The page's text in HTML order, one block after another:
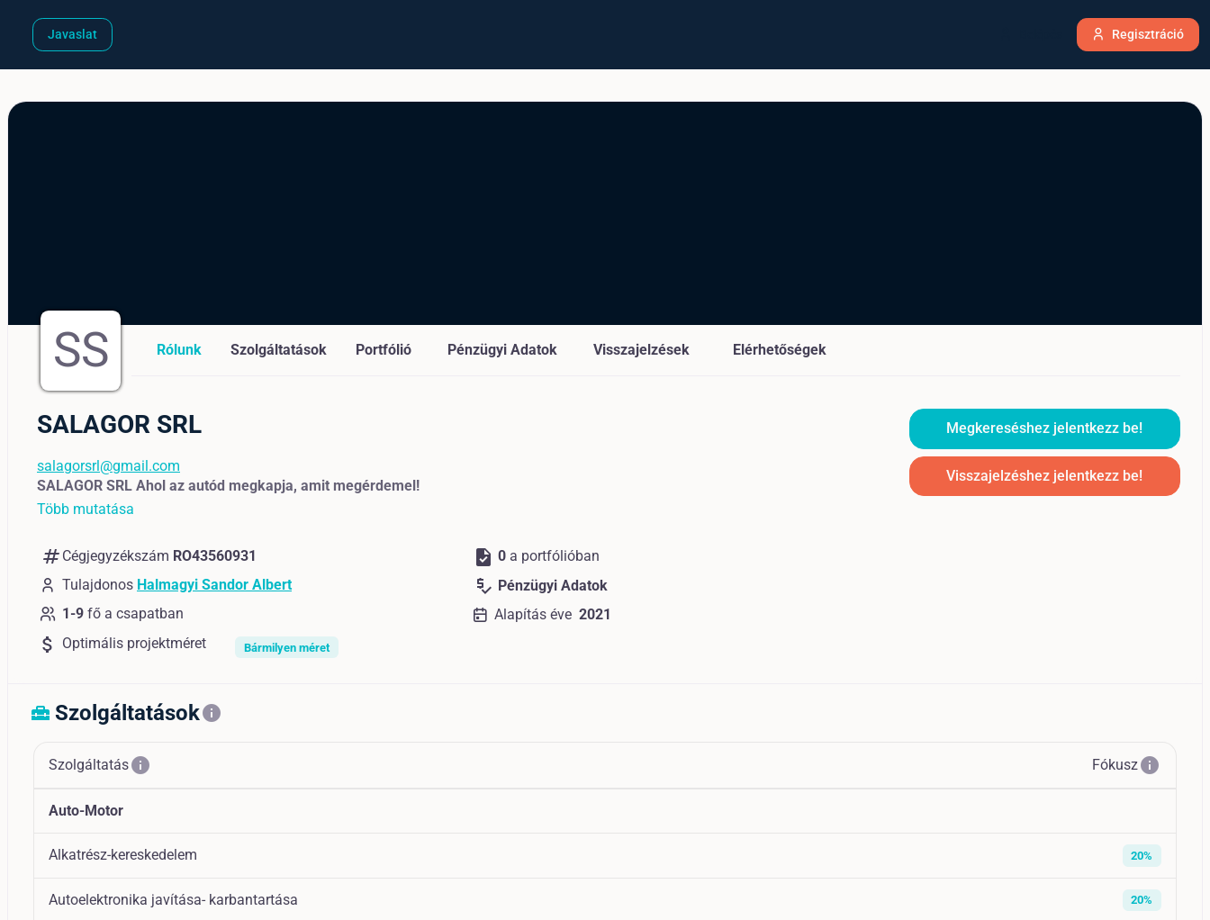
Regisztráció
Javaslat
SS Rólunk Szolgáltatások Portfólió Pénzügyi Adatok Visszajelzések Elérhetőségek
SALAGOR SRL
salagorsrl@gmail.com
SALAGOR SRL Ahol az autód megkapja, amit megérdemel!
Több mutatása
numbers Cégjegyzékszám RO43560931
Tulajdonos Halmagyi Sandor Albert
1-9 fő a csapatban
task 0 a portfólióban
price_check Pénzügyi Adatok
Alapítás éve 2021
attach_money Optimális projektméret Bármilyen méret
Megkereséshez jelentkezz be!
Visszajelzéshez jelentkezz be!
home_repair_service Szolgáltatásokinfo
Szolgáltatásinfo Fókuszinfo
Auto-Motor
Alkatrész-kereskedelem 20%
Autoelektronika javítása- karbantartása 20%